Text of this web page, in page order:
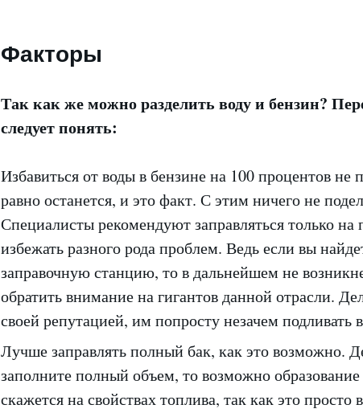
Факторы
Так как же можно разделить воду и бензин?
следует понять:
Избавиться от воды в бензине на 100 процентов не
равно останется, и это факт. С этим ничего не
Специалисты рекомендуют заправляться только
избежать разного рода проблем. Ведь если вы
заправочную станцию, то в дальнейшем не
обратить внимание на гигантов данной отрасли.
своей репутацией, им попросту незачем подливать
Лучше заправлять полный бак, как это возможно.
заполните полный объем, то возможно
скажется на свойствах топлива, так как это просто